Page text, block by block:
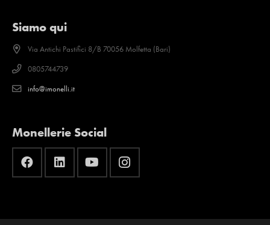
Siamo qui
Via Antichi Pastifici 8/B 70056 Molfetta (Bari)
0805744739
info@imonelli.it
Monellerie Social